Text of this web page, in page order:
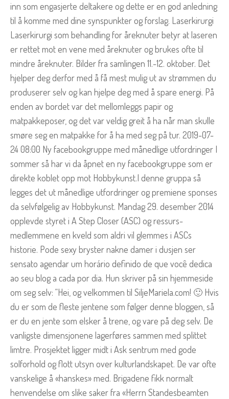
inn som engasjerte deltakere og dette er en god anledning
til å komme med dine synspunkter og forslag. Laserkirurgi
Laserkirurgi som behandling for åreknuter betyr at laseren
er rettet mot en vene med åreknuter og brukes ofte til
mindre åreknuter. Bilder fra samlingen 11.-12. oktober. Det
hjelper deg derfor med å få mest mulig ut av strømmen du
produserer selv og kan hjelpe deg med å spare energi. På
enden av bordet var det mellomleggs papir og
matpakkeposer, og det var veldig greit å ha når man skulle
smøre seg en matpakke for å ha med seg på tur. 2019-07-
24 08:00 Ny facebookgruppe med månedlige utfordringer I
sommer så har vi da åpnet en ny facebookgruppe som er
direkte koblet opp mot Hobbykunst.I denne gruppa så
legges det ut månedlige utfordringer og premiene sponses
da selvfølgelig av Hobbykunst. Mandag 29. desember 2014
opplevde styret i A Step Closer (ASC) og ressurs-
medlemmene en kveld som aldri vil glemmes i ASCs
historie. Pode sexy bryster nakne damer i dusjen ser
sensato agendar um horário definido de que você dedica
ao seu blog a cada por dia. Hun skriver på sin hjemmeside
om seg selv: “Hei, og velkommen til SiljeMariela.com! 🙂 Hvis
du er som de fleste jentene som følger denne bloggen, så
er du en jente som elsker å trene, og vare på deg selv. De
vanligste dimensjonene lagerføres sammen med splittet
limtre. Prosjektet ligger midt i Ask sentrum med gode
solforhold og flott utsyn over kulturlandskapet. De var ofte
vanskelige å «hanskes» med. Brigadene fikk normalt
henvendelse om slike saker fra «Herrn Standesbeamten